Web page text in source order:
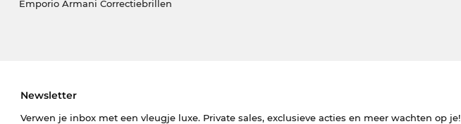
Emporio Armani Correctiebrillen
Newsletter
Verwen je inbox met een vleugje luxe. Private sales, exclusieve acties en meer wachten op je!